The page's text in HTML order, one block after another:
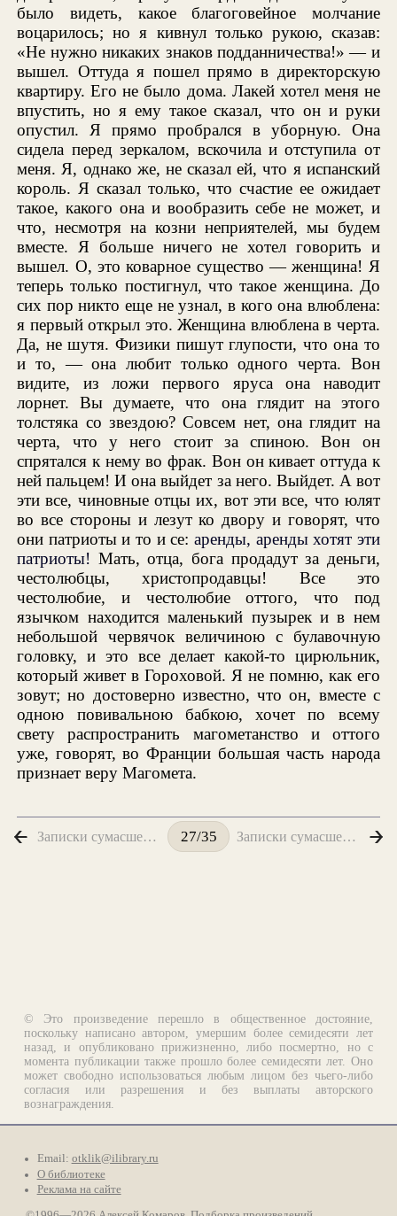
было видеть, какое благоговейное молчание
воцарилось; но я кивнул только рукою, сказав:
«Не нужно никаких знаков подданничества!» — и
вышел. Оттуда я пошел прямо в директорскую
квартиру. Его не было дома. Лакей хотел меня не
впустить, но я ему такое сказал, что он и руки
опустил. Я прямо пробрался в уборную. Она
сидела перед зеркалом, вскочила и отступила от
меня. Я, однако же, не сказал ей, что я испанский
король. Я сказал только, что счастие ее ожидает
такое, какого она и вообразить себе не может, и
что, несмотря на козни неприятелей, мы будем
вместе. Я больше ничего не хотел говорить и
вышел. О, это коварное существо — женщина! Я
теперь только постигнул, что такое женщина. До
сих пор никто еще не узнал, в кого она влюблена:
я первый открыл это. Женщина влюблена в черта.
Да, не шутя. Физики пишут глупости, что она то
и то, — она любит только одного черта. Вон
видите, из ложи первого яруса она наводит
лорнет. Вы думаете, что она глядит на этого
толстяка со звездою? Совсем нет, она глядит на
черта, что у него стоит за спиною. Вон он
спрятался к нему во фрак. Вон он кивает оттуда к
ней пальцем! И она выйдет за него. Выйдет. А вот
эти все, чиновные отцы их, вот эти все, что юлят
во все стороны и лезут ко двору и говорят, что
они патриоты и то и се: аренды, аренды хотят эти
патриоты! Мать, отца, бога продадут за деньги,
честолюбцы, христопродавцы! Все это
честолюбие, и честолюбие оттого, что под
язычком находится маленький пузырек и в нем
небольшой червячок величиною с булавочную
головку, и это все делает какой-то цирюльник,
который живет в Гороховой. Я не помню, как его
зовут; но достоверно известно, что он, вместе с
одною повивальною бабкою, хочет по всему
свету распространить магометанство и оттого
уже, говорят, во Франции большая часть народа
признает веру Магомета.
Записки сумасшедшего. Год 2000 апреля 43 числа 27/35 Записки сумасшедшего. Никоторого числа
© Это произведение перешло в общественное достояние,
поскольку написано автором, умершим более семидесяти лет
назад, и опубликовано прижизненно, либо посмертно, но с
момента публикации также прошло более семидесяти лет. Оно
может свободно использоваться любым лицом без чьего-либо
согласия или разрешения и без выплаты авторского
вознаграждения.
Email: otklik@ilibrary.ru
О библиотеке
Реклама на сайте